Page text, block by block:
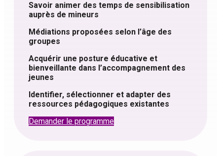
Savoir animer des temps de sensibilisation
auprès de mineurs
Médiations proposées selon l’âge des
groupes
Acquérir une posture éducative et
bienveillante dans l’accompagnement des
jeunes
Identifier, sélectionner et adapter des
ressources pédagogiques existantes
Demander le programme